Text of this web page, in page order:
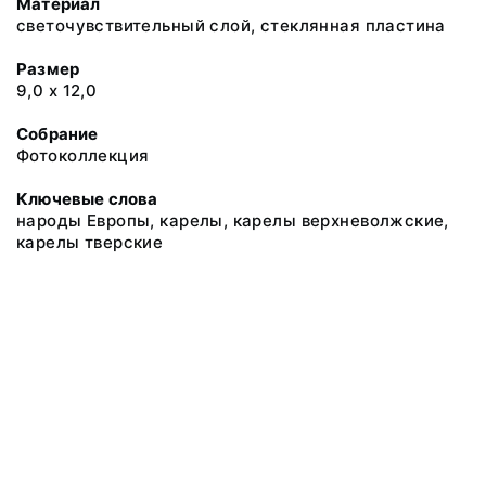
светочувствительный слой, стеклянная пластина
Размер
9,0 х 12,0
Собрание
Фотоколлекция
Ключевые слова
народы Европы, карелы, карелы верхневолжские,
карелы тверские